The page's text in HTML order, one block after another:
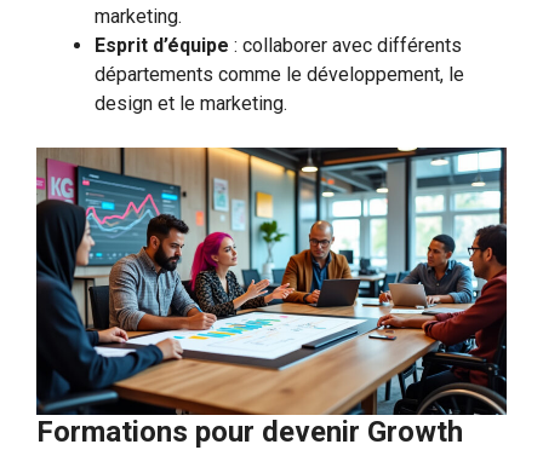
marketing.
Esprit d’équipe : collaborer avec différents
départements comme le développement, le
design et le marketing.
Formations pour devenir Growth